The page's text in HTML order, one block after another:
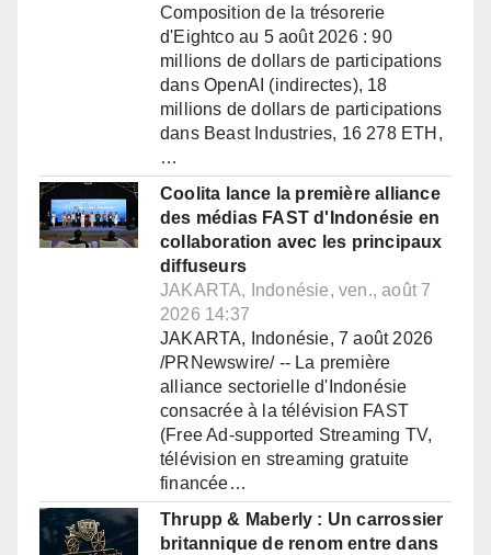
Composition de la trésorerie
d'Eightco au 5 août 2026 : 90
millions de dollars de participations
dans OpenAI (indirectes), 18
millions de dollars de participations
dans Beast Industries, 16 278 ETH,
…
Coolita lance la première alliance
des médias FAST d'Indonésie en
collaboration avec les principaux
diffuseurs
JAKARTA, Indonésie, ven., août 7
2026 14:37
JAKARTA, Indonésie, 7 août 2026
/PRNewswire/ -- La première
alliance sectorielle d'Indonésie
consacrée à la télévision FAST
(Free Ad-supported Streaming TV,
télévision en streaming gratuite
financée…
Thrupp & Maberly : Un carrossier
britannique de renom entre dans